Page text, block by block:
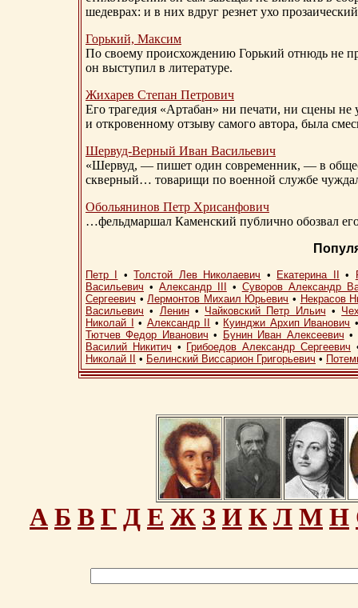
шедеврах: и в них вдруг резнет ухо
Горький, Максим
По своему происхождению Горький отнюдь не
он выступил в литературе.
Жихарев Степан Петрович
Его трагедия «Артабан» ни печати, ни сцены
и откровенному отзыву самого автора, была
Шервуд-Верный Иван Васильевич
«Шервуд, — пишет один современник, — в
скверный… товарищи по военной службе
Обольянинов Петр Хрисанфович
…фельдмаршал Каменский публично обозвал
Петр I •Толстой Лев Николаевич • Екатерина II •
Васильевич • Александр III • Суворов Александр
Сергеевич •Лермонтов Михаил Юрьевич • Некрасов
Васильевич • Ленин• Чайковский Петр Ильич •
Николай I
• Александр II • Куинджи Архип Иванович
Тютчев Федор Иванович • Бунин Иван Алексеевич •
Василий Никитич • Грибоедов Александр Сергеевич
Николай II
• Белинский Виссарион Григорьевич •
А Б В Г Д Е Ж З И К Л М Н